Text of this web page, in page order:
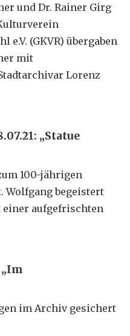
und Dr. Rainer Girg
e.V. (GKVR) übergaben
mit
Lorenz
„Statue
100-jährigen
Wolfgang begeistert
aufgefrischten
„Im
im Archiv gesichert